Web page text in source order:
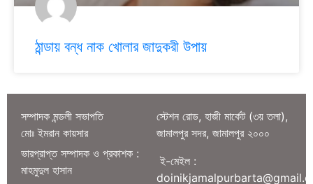
ঠান্ডায় বন্ধ নাক খোলার জাদুকরী উপায়
সম্পাদক মন্ডলী সভাপতি
মোঃ ইমরান কায়সার
ভারপ্রাপ্ত সম্পাদক ও প্রকাশক :
মাহমুদুল হাসান
স্টেশন রোড, হাজী মার্কেট (৩য় তলা),
জামালপুর সদর, জামালপুর ২০০০
ই-মেইল :